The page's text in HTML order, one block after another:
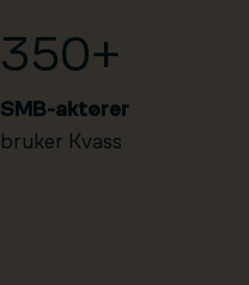
350+
SMB-aktører
bruker Kvass